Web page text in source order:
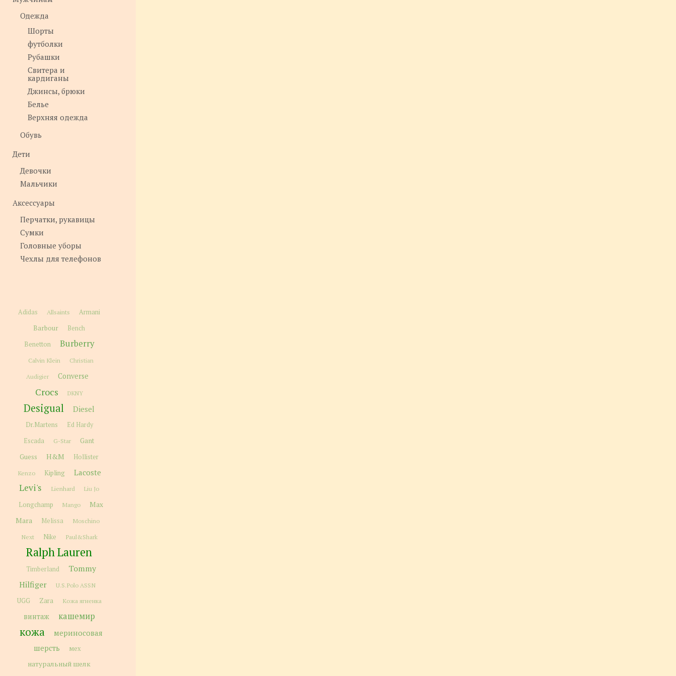
Одежда
Шорты
футболки
Рубашки
Свитера и
кардиганы
Джинсы, брюки
Белье
Верхняя одежда
Обувь
Дети
Девочки
Мальчики
Аксессуары
Перчатки, рукавицы
Сумки
Головные уборы
Чехлы для телефонов
Adidas Allsaints Armani
Barbour
Bench
Benetton
Burberry
Calvin Klein Christian
Audigier Converse
Crocs DKNY
Desigual Diesel
Dr.Martens
Ed Hardy
Escada
G-Star
Gant
Guess
H&M Hollister
Kenzo Kipling Lacoste
Levi's Lienhard Liu Jo
Longchamp Mango
Max
Mara
Melissa Moschino
Next Nike Paul&Shark
Ralph Lauren
Timberland
Tommy
Hilfiger
U.S.Polo ASSN
UGG Zara Кожа ягненка
винтаж кашемир
кожа
мериносовая
шерсть
мех
натуральный шелк